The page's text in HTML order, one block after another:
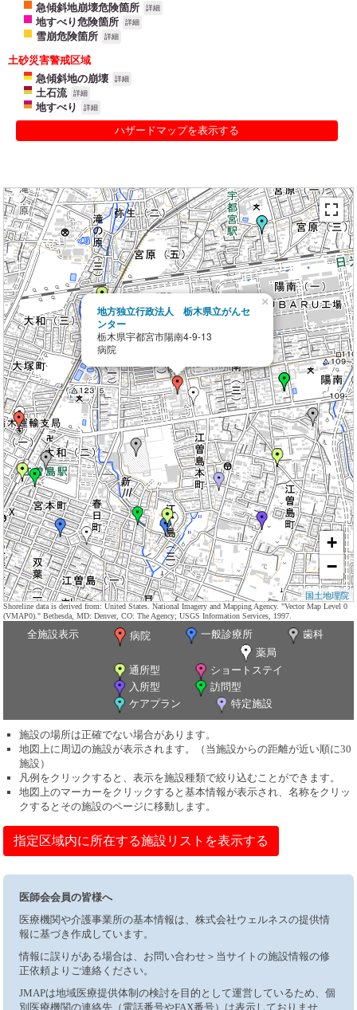
急傾斜地崩壊危険箇所 詳細
地すべり危険箇所 詳細
雪崩危険箇所 詳細
土砂災害警戒区域
急傾斜地の崩壊
詳細
土石流 詳細
地すべり 詳細
ハザードマップを表示する
地方独立行政法人 栃木県立がんセ
ンター
栃木県宇都宮市陽南4-9-13
病院
×
+
−
国土地理院
Shoreline data is derived from: United States. National Imagery and Mapping Agency. "Vector Map Level 0
(VMAP0)." Bethesda, MD: Denver, CO: The Agency; USGS Information Services, 1997.
全施設表示 病院 一般診療所
歯科
薬局
通所型
ショートステイ
入所型
訪問型
ケアプラン
特定施設
施設の場所は正確でない場合があります。
地図上に周辺の施設が表示されます。（当施設からの距離が近い順に30
施設）
凡例をクリックすると、表示を施設種類で絞り込むことができます。
地図上のマーカーをクリックすると基本情報が表示され、名称をクリッ
クするとその施設のページに移動します。
指定区域内に所在する施設リストを表示する
医師会会員の皆様へ
医療機関や介護事業所の基本情報は、株式会社ウェルネスの提供情
報に基づき作成しています。
情報に誤りがある場合は、お問い合わせ＞当サイトの施設情報の修
正依頼よりご連絡ください。
JMAPは地域医療提供体制の検討を目的として運営しているため、個
別医療機関の連絡先（電話番号やFAX番号）は表示しておりませ